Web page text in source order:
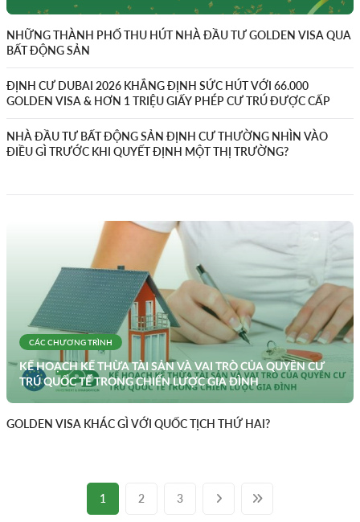
NHỮNG THÀNH PHỐ THU HÚT NHÀ ĐẦU TƯ GOLDEN VISA QUA
BẤT ĐỘNG SẢN
ĐỊNH CƯ DUBAI 2026 KHẲNG ĐỊNH SỨC HÚT VỚI 66.000
GOLDEN VISA & HƠN 1 TRIỆU GIẤY PHÉP CƯ TRÚ ĐƯỢC CẤP
NHÀ ĐẦU TƯ BẤT ĐỘNG SẢN ĐỊNH CƯ THƯỜNG NHÌN VÀO
ĐIỀU GÌ TRƯỚC KHI QUYẾT ĐỊNH MỘT THỊ TRƯỜNG?
CÁC CHƯƠNG TRÌNH
KẾ HOẠCH KẾ THỪA TÀI SẢN VÀ VAI TRÒ CỦA QUYỀN CƯ
TRÚ QUỐC TẾ TRONG CHIẾN LƯỢC GIA ĐÌNH
GOLDEN VISA KHÁC GÌ VỚI QUỐC TỊCH THỨ HAI?
1 2 3